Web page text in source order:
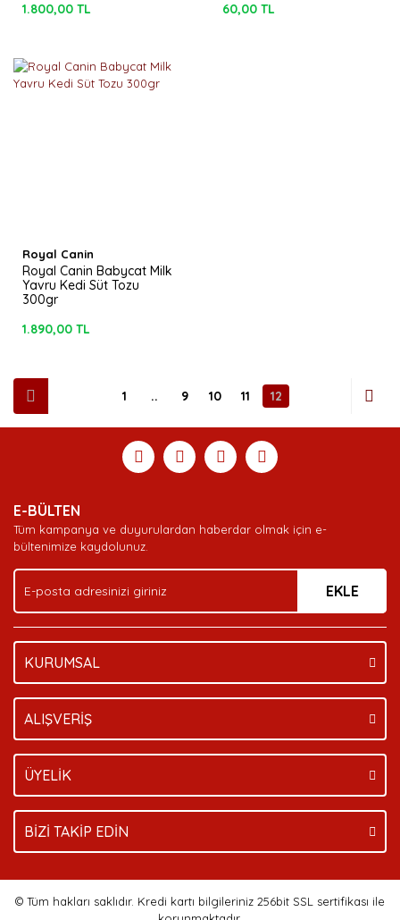
1.800,00 TL
60,00 TL
Royal Canin
Royal Canin Babycat Milk
Yavru Kedi Süt Tozu
300gr
1.890,00 TL
1 .. 9 10 11 12
E-BÜLTEN
Tüm kampanya ve duyurulardan haberdar olmak için e-
bültenimize kaydolunuz.
EKLE
KURUMSAL
ALIŞVERİŞ
ÜYELİK
BİZİ TAKİP EDİN
© Tüm hakları saklıdır. Kredi kartı bilgileriniz 256bit SSL sertifikası ile